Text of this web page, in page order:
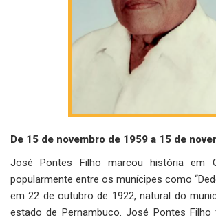
De 15 de novembro de 1959 a 15 de
José Pontes Filho marcou história em
popularmente entre os munícipes como
em 22 de outubro de 1922, natural do
estado de Pernambuco. José Pontes